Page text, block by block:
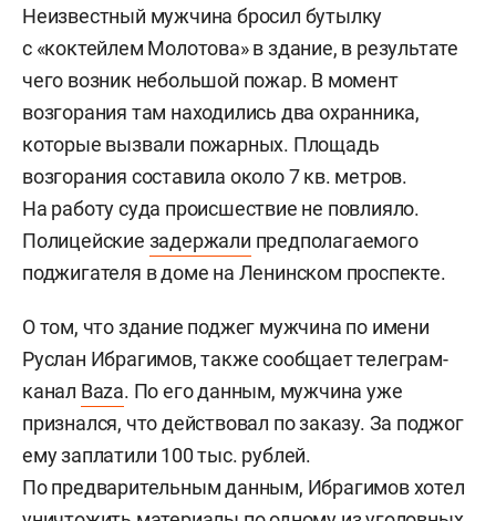
Неизвестный мужчина бросил бутылку
с «коктейлем Молотова» в здание, в результате
чего возник небольшой пожар. В момент
возгорания там находились два охранника,
которые вызвали пожарных. Площадь
возгорания составила около 7 кв. метров.
На работу суда происшествие не повлияло.
Полицейские задержали предполагаемого
поджигателя в доме на Ленинском проспекте.
О том, что здание поджег мужчина по имени
Руслан Ибрагимов, также сообщает телеграм-
канал Baza. По его данным, мужчина уже
признался, что действовал по заказу. За поджог
ему заплатили 100 тыс. рублей.
По предварительным данным, Ибрагимов хотел